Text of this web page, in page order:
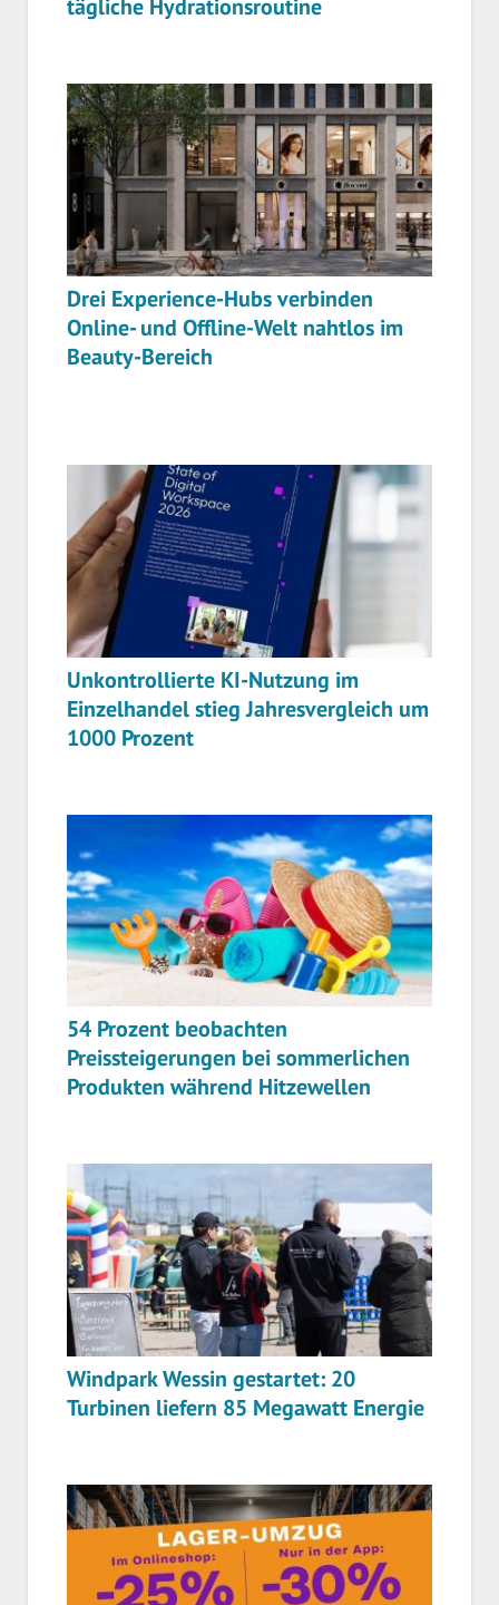
tägliche Hydrationsroutine
Drei Experience-Hubs verbinden
Online- und Offline-Welt nahtlos im
Beauty-Bereich
Unkontrollierte KI-Nutzung im
Einzelhandel stieg Jahresvergleich um
1000 Prozent
54 Prozent beobachten
Preissteigerungen bei sommerlichen
Produkten während Hitzewellen
Windpark Wessin gestartet: 20
Turbinen liefern 85 Megawatt Energie